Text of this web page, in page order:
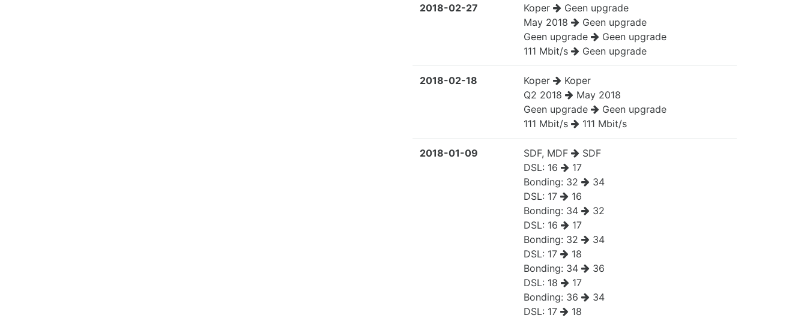
2018-02-27 Koper
Geen upgrade
May 2018
Geen upgrade
Geen upgrade
Geen upgrade
111 Mbit/s
Geen upgrade
2018-02-18 Koper
Koper
Q2 2018
May 2018
Geen upgrade
Geen upgrade
111 Mbit/s
111 Mbit/s
2018-01-09 SDF, MDF
SDF
DSL: 16
17
Bonding: 32
34
DSL: 17
16
Bonding: 34
32
DSL: 16
17
Bonding: 32
34
DSL: 17
18
Bonding: 34
36
DSL: 18
17
Bonding: 36
34
DSL: 17
18